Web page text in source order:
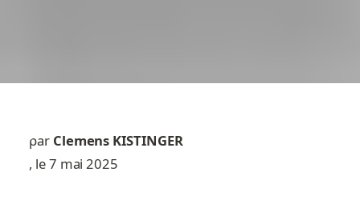
par Clemens KISTINGER
, le 7 mai 2025